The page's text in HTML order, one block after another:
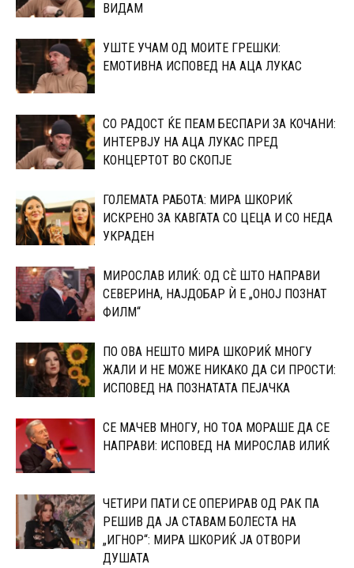
ВИДАМ
УШТЕ УЧАМ ОД МОИТЕ ГРЕШКИ:
ЕМОТИВНА ИСПОВЕД НА АЦА ЛУКАС
СО РАДОСТ ЌЕ ПЕАМ БЕСПАРИ ЗА КОЧАНИ:
ИНТЕРВЈУ НА АЦА ЛУКАС ПРЕД
КОНЦЕРТОТ ВО СКОПЈЕ
ГОЛЕМАТА РАБОТА: МИРА ШКОРИЌ
ИСКРЕНО ЗА КАВГАТА СО ЦЕЦА И СО НЕДА
УКРАДЕН
МИРОСЛАВ ИЛИЌ: ОД СÈ ШТО НАПРАВИ
СЕВЕРИНА, НАЈДОБАР Ѝ Е „ОНОЈ ПОЗНАТ
ФИЛМ“
ПО ОВА НЕШТО МИРА ШКОРИЌ МНОГУ
ЖАЛИ И НЕ МОЖЕ НИКАКО ДА СИ ПРОСТИ:
ИСПОВЕД НА ПОЗНАТАТА ПЕЈАЧКА
СЕ МАЧЕВ МНОГУ, НО ТОА МОРАШЕ ДА СЕ
НАПРАВИ: ИСПОВЕД НА МИРОСЛАВ ИЛИЌ
ЧЕТИРИ ПАТИ СЕ ОПЕРИРАВ ОД РАК ПА
РЕШИВ ДА ЈА СТАВАМ БОЛЕСТА НА
„ИГНОР“: МИРА ШКОРИЌ ЈА ОТВОРИ
ДУШАТА